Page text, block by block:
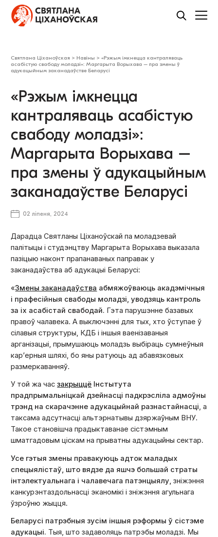
Святлана Ціханоўская > Навіны >«Рэжым імкнецца кантраляваць
асабістую свабоду моладзі»: Маргарыта Ворыхава – пра змены ў
адукацыйным заканадаўстве Беларусі
«Рэжым імкнецца
кантраляваць асабістую
свабоду моладзі»:
Маргарыта Ворыхава –
пра змены ў адукацыйным
заканадаўстве Беларусі
02 ліпеня, 2024
Дарадца Святланы Ціханоўскай па моладзевай
палітыцы і студэнцтву Маргарыта Ворыхава выказала
пазіцыю наконт прапанаваных паправак у
заканадаўства аб адукацыі Беларусі:
«Змены заканадаўства абмяжоўваюць акадэмічныя
і прафесійныя свабоды моладзі, уводзяць кантроль
за іх асабістай свабодай. Гэта парушэнне базавых
правоў чалавека. А выключэнні для тых, хто ўступае ў
сілавыя структуры, КДБ і іншыя ваенізаваныя
арганізацыі, прымушаюць моладзь выбіраць сумнеўныя
кар’ерныя шляхі, бо яны ратуюць ад абавязковых
размеркаванняў.
У той жа часзакрыццё Інстытута
прадпрымальніцкай дзейнасці падкрэсліла адмоўны
трэнд на скарачэнне адукацыйнай разнастайнасці, а
таксама адсутнасці альтэрнатывы дзяржаўным ВНУ.
Такое становішча прадыктаванае сістэмным
шматгадовым ціскам на прыватны адукацыйны сектар.
Усе гэтыя змены правакуюць адток маладых
спецыялістаў, што вядзе да яшчэ большай страты
інтэлектуальнага і чалавечага патэнцыялу,зніжэння
канкурэнтаздольнасці эканомікі і зніжэння агульнага
ўзроўню жыцця.
Беларусі патрэбныя зусім іншыя рэформы ў сістэме
адукацыі. Тыя, што задаволяць патрэбы моладзі. Мы